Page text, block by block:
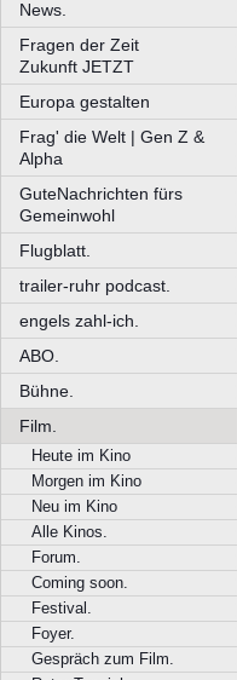
News.
Fragen der Zeit
Zukunft JETZT
Europa gestalten
Frag' die Welt | Gen Z &
Alpha
GuteNachrichten fürs
Gemeinwohl
Flugblatt.
trailer-ruhr podcast.
engels zahl-ich.
ABO.
Bühne.
Film.
Heute im Kino
Morgen im Kino
Neu im Kino
Alle Kinos.
Forum.
Coming soon.
Festival.
Foyer.
Gespräch zum Film.